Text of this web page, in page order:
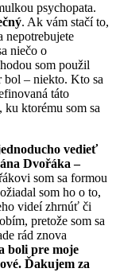
psychopata.
. Ak vám stačí to,
nepotrebujete
niečo o
som použil
– niekto. Kto sa
táto
ku ktorému som sa
vedieť
Dvořáka –
som sa formou
som ho o to,
videí zhrnúť či
pretože som sa
rád znova
boli pre moje
Ďakujem za